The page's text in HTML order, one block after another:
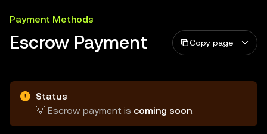
Payment Methods
Escrow Payment Copy page
Status
💡 Escrow payment is coming soon.